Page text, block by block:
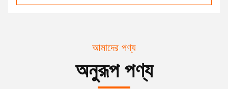
আমাদের পণ্য
অনুরূপ পণ্য